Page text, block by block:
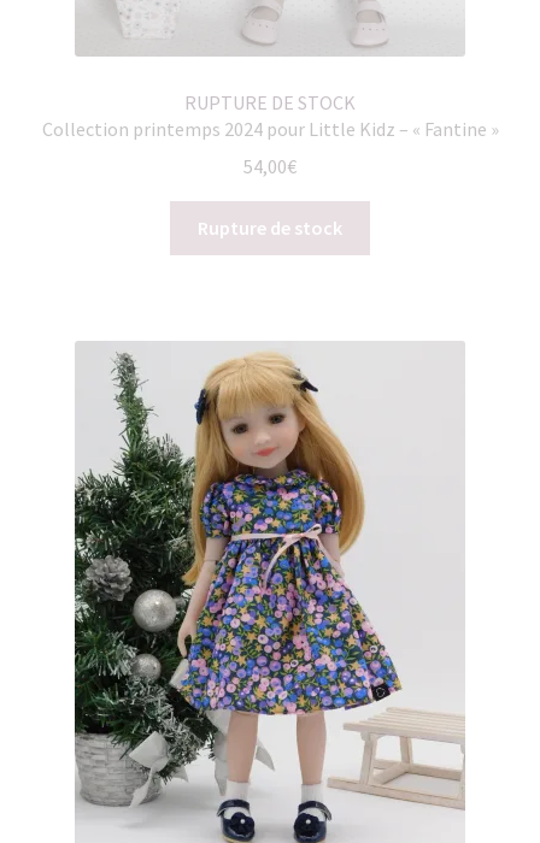
RUPTURE DE STOCK
Collection printemps 2024 pour Little Kidz – « Fantine »
54,00€
Rupture de stock